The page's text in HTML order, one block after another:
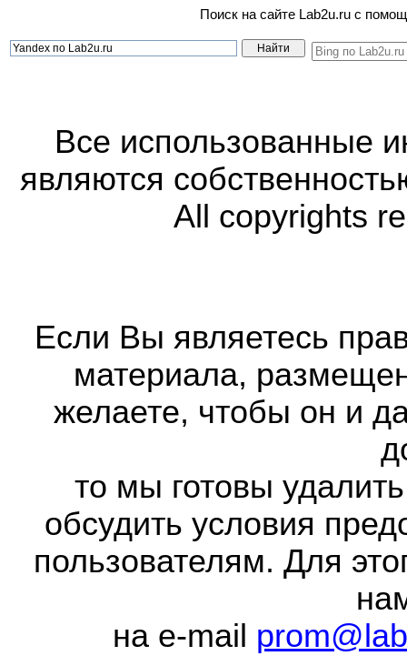
Поиск на сайте Lab2u.ru с
Все использованные
являются
All copyrights
Если Вы являетесь
материала,
желаете, чтобы он и
то мы готовы
обсудить условия
пользователям. Для
на e-mail